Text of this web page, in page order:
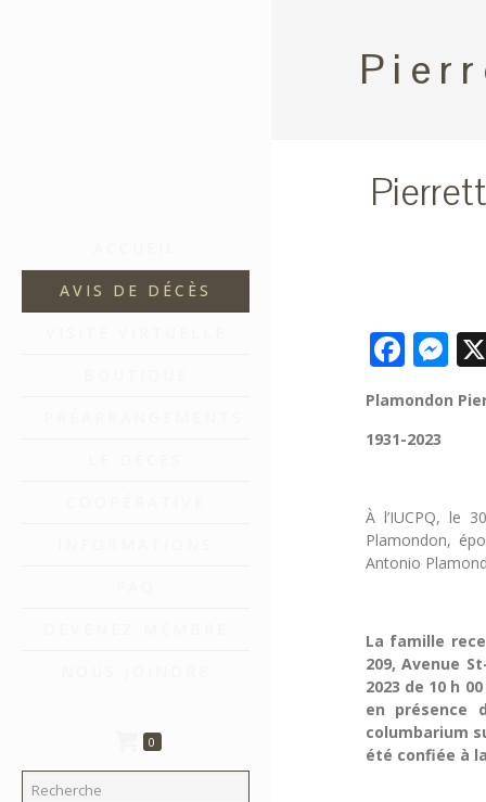
AVIS DE DÉCÈS
0
Plamondon
1931-2023
À l’IUCPQ, le
Plamondon,
Antonio
La famille
209, Avenue
2023 de 10 h
en présence
columbarium
été confiée à